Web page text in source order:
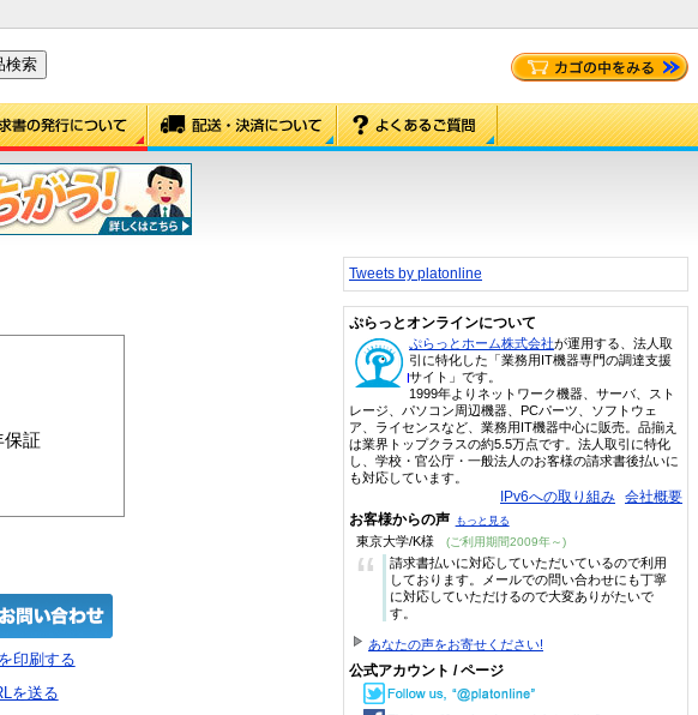
保証
印刷する
を送る
Tweets by platonline
ぷらっとオンラインについて
ぷらっとホーム株式会社が運用する、法人取
引に特化した「業務用IT機器専門の調達支援
サイト」です。
1999年よりネットワーク機器、サーバ、スト
レージ、パソコン周辺機器、PCパーツ、ソフトウェ
ア、ライセンスなど、業務用IT機器中心に販売。品揃え
は業界トップクラスの約5.5万点です。法人取引に特化
し、学校・官公庁・一般法人のお客様の請求書後払いに
も対応しています。
IPv6への取り組み 会社概要
お客様からの声 もっと見る
東京大学/K様 (ご利用期間2009年～)
“
請求書払いに対応していただいているので利用
しております。メールでの問い合わせにも丁寧
に対応していただけるので大変ありがたいで
す。
あなたの声をお寄せください!
公式アカウント / ページ